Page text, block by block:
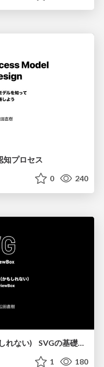
知プロセス
0 240
知っておくと得をする(かもしれない) SVGの基礎とviewBox
1 180